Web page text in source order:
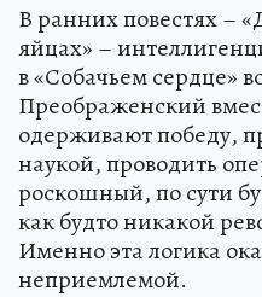
В ранних повестях –
яйцах» –
в «Собачьем сердце»
Преображенский
одерживают победу,
наукой, проводить
роскошный, по сути
как будто никакой
Именно эта логика
неприемлемой.